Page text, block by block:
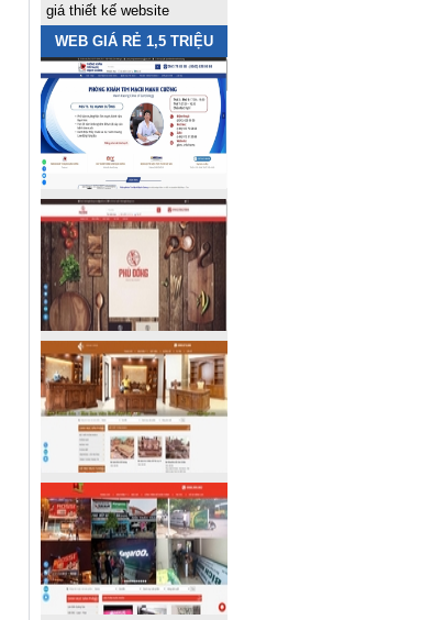
giá thiết kế website
WEB GIÁ RẺ 1,5 TRIỆU